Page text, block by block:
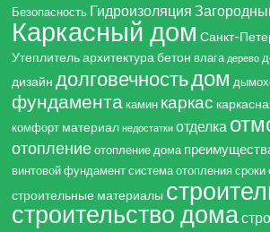
Безопасность Гидроизоляция
Каркасный дом Санкт-
Утеплительархитектурабетон влага дерево
дизайн долговечностьдом
фундамента камин каркас
комфорт материал недостатки отделка
отопление отопление дома
винтовой фундамент система отопления сроки
строительные материалы
строительство дома